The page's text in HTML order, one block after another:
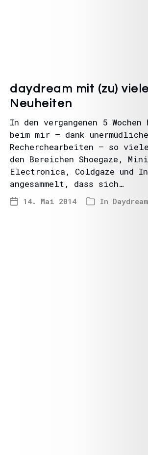
daydream mit (zu)
Neuheiten
In den vergangenen 5
beim mir – dank
Recherchearbeiten – so
den Bereichen Shoegaze,
Electronica, Coldgaze und
angesammelt, dass sich…
14. Mai 2014 In Daydream